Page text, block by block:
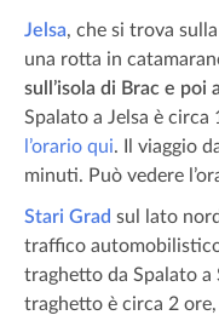
Jelsa, che si trova
una rotta in
sull’isola di Brac e poi
Spalato a Jelsa è circa
l’orario qui. Il viaggio
minuti. Può vedere
Stari Grad sul lato
traffico automobilistico
traghetto da Spalato a
traghetto è circa 2